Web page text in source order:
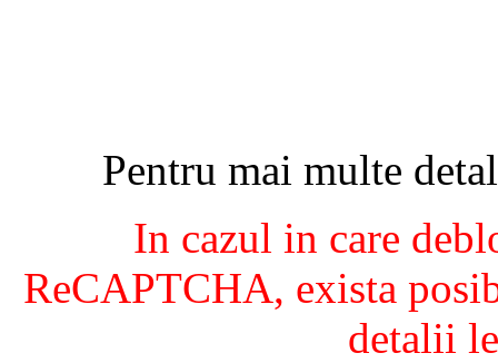
Pentru mai multe
In cazul in care
ReCAPTCHA, exista
detalii